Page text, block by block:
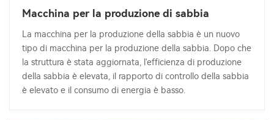
Macchina per la produzione di sabbia
La macchina per la produzione della sabbia è un nuovo
tipo di macchina per la produzione della sabbia. Dopo che
la struttura è stata aggiornata, l'efficienza di produzione
della sabbia è elevata, il rapporto di controllo della sabbia
è elevato e il consumo di energia è basso.